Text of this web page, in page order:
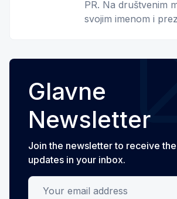
PR. Na društvenim
svojim imenom i
Glavne
Newsletter
Join the newsletter to receive
updates in your inbox.
Your email address